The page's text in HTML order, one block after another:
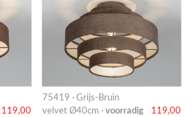
119,00
75419 · Grijs-Bruin
velvet Ø40cm · voorradig 119,00